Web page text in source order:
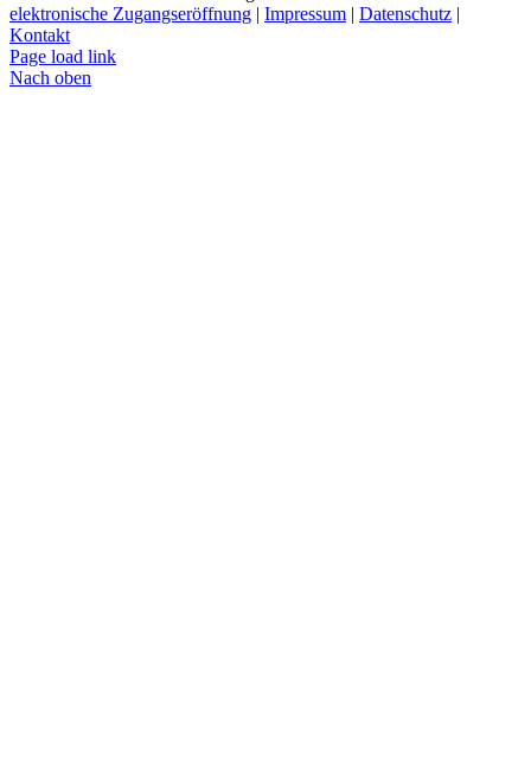
elektronische Zugangseröffnung | Impressum | Datenschutz |
Kontakt
Page load link
Nach oben